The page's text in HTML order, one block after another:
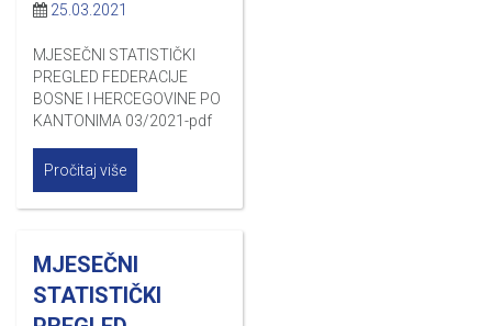
25.03.2021
MJESEČNI STATISTIČKI
PREGLED FEDERACIJE
BOSNE I HERCEGOVINE PO
KANTONIMA 03/2021-pdf
Pročitaj više
MJESEČNI
STATISTIČKI